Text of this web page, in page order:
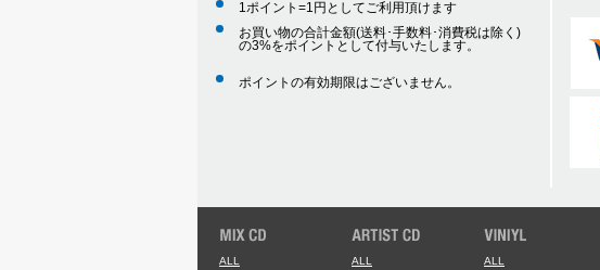
1ポイント=1円としてご利用頂けます
お買い物の合計金額(送料･手数料･消費税は除く)
の3%をポイントとして付与いたします。
ポイントの有効期限はございません。
ALL ALL ALL